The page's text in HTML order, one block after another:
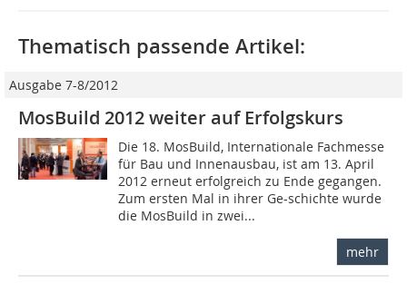
Thematisch passende Artikel:
Ausgabe 7-8/2012
MosBuild 2012 weiter auf Erfolgskurs
Die 18. MosBuild, Internationale Fachmesse
für Bau und Innenausbau, ist am 13. April
2012 erneut erfolgreich zu Ende gegangen.
Zum ersten Mal in ihrer Ge-schichte wurde
die MosBuild in zwei...
mehr